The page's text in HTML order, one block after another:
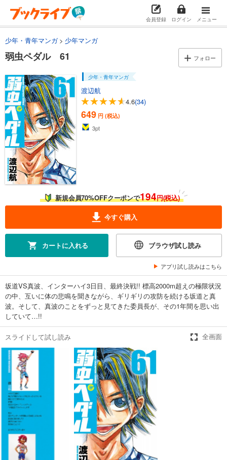
会員登録 ログイン メニュー
少年・青年マンガ 少年マンガ
弱虫ペダル 61 フォロー
少年・青年マンガ
渡辺航
4.6(34)
649 円 (税込)
3pt
新規会員70%OFFクーポンで194円(税込)
今すぐ購入
カートに入れる ブラウザ試し読み
アプリ試し読みはこちら
坂道VS真波、インターハイ3日目、最終決戦!! 標高2000m超えの極限状況
の中、互いに体の悲鳴を聞きながら、ギリギリの攻防を続ける坂道と真
波。そして、真波のことをずっと見てきた委員長が、その1年間を思い出
していて…!!
スライドして試し読み 全画面
弱虫ペダル 52
カート
試し読み
弱虫ペダル 53
649円 (税込)
あらすじを表示する
弱虫ペダル 54
649円 (税込)
弱虫ペダル 55
649円 (税込)
カート
試し読み
弱虫ペダル 56
試し読み
あらすじを表示する
弱虫ペダル 57
円 (税込)
あらすじを表示する
弱虫ペダル 58